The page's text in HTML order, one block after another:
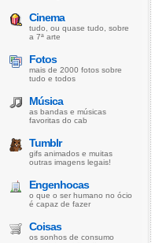
Cinema
tudo, ou quase tudo, sobre
a 7ª arte
Fotos
mais de 2000 fotos sobre
tudo e todos
Música
as bandas e músicas
favoritas do cab
Tumblr
gifs animados e muitas
outras imagens legais!
Engenhocas
o que o ser humano no ócio
é capaz de fazer
Coisas
os sonhos de consumo